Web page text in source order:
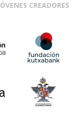
CREADORES